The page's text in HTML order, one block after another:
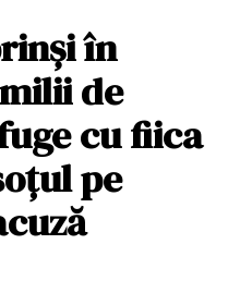
în
de
cu fiica
pe